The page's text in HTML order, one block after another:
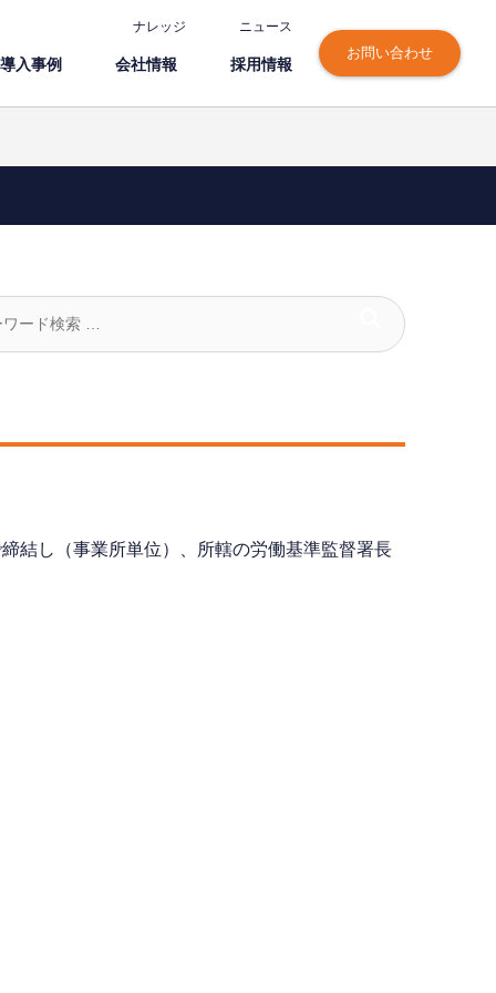
ナレッジ ニュース
導⼊事例 会社情報 採⽤情報
お問い合わせ
結し（事業所単位）、所轄の労働基準監督署長